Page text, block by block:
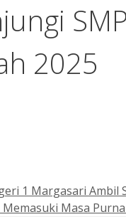
2025
1 Margasari Ambil
Masa